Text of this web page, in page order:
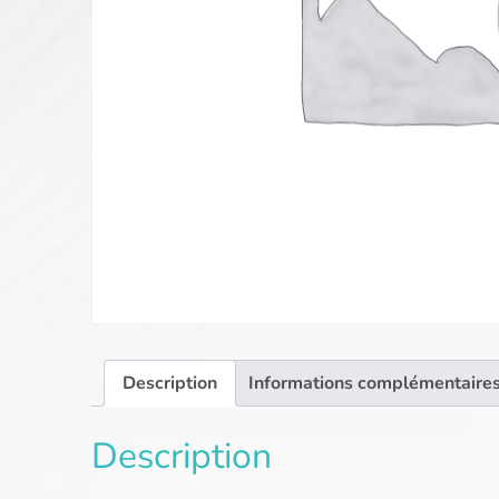
Description Informations
Description